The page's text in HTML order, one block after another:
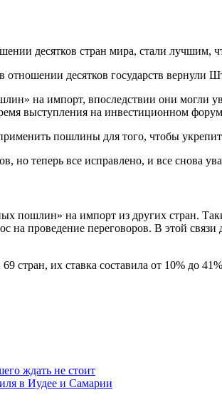
десятков стран мира, стали лучшим,
десятков государств вернули
на импорт, впоследствии они могли
выступления на инвестиционном
пошлины для того, чтобы
но теперь все исправлено, и все снова
пошлин» на импорт из других стран.
проведение переговоров. В этой
их ставка составила от 10% до
ждать не стоит
в Иудее и Самарии